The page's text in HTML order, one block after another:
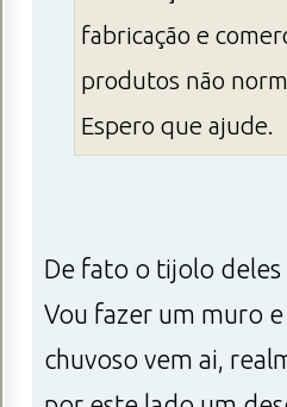
fabricação e
produtos não
Espero que ajude.
De fato o tijolo deles
Vou fazer um muro
chuvoso vem ai,